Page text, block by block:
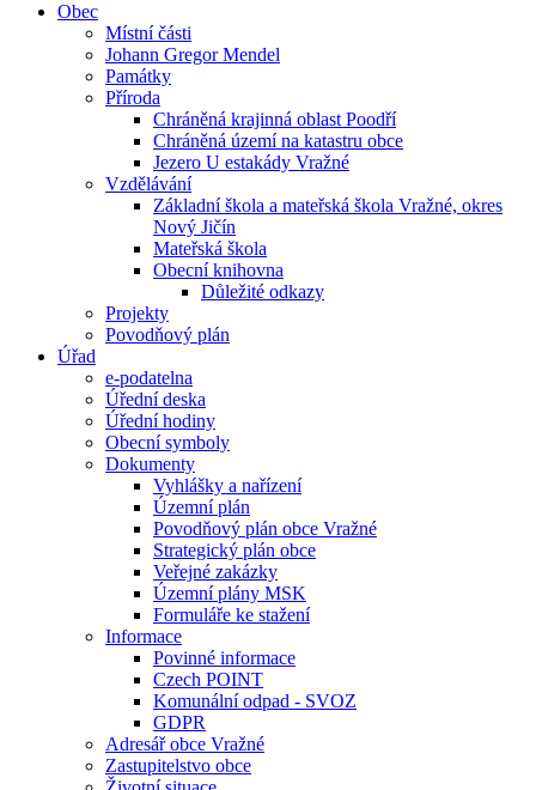
Obec
Místní části
Johann Gregor Mendel
Památky
Příroda
Chráněná krajinná oblast Poodří
Chráněná území na katastru obce
Jezero U estakády Vražné
Vzdělávání
Základní škola a mateřská škola Vražné, okres
Nový Jičín
Mateřská škola
Obecní knihovna
Důležité odkazy
Projekty
Povodňový plán
Úřad
e-podatelna
Úřední deska
Úřední hodiny
Obecní symboly
Dokumenty
Vyhlášky a nařízení
Územní plán
Povodňový plán obce Vražné
Strategický plán obce
Veřejné zakázky
Územní plány MSK
Formuláře ke stažení
Informace
Povinné informace
Czech POINT
Komunální odpad - SVOZ
GDPR
Adresář obce Vražné
Zastupitelstvo obce